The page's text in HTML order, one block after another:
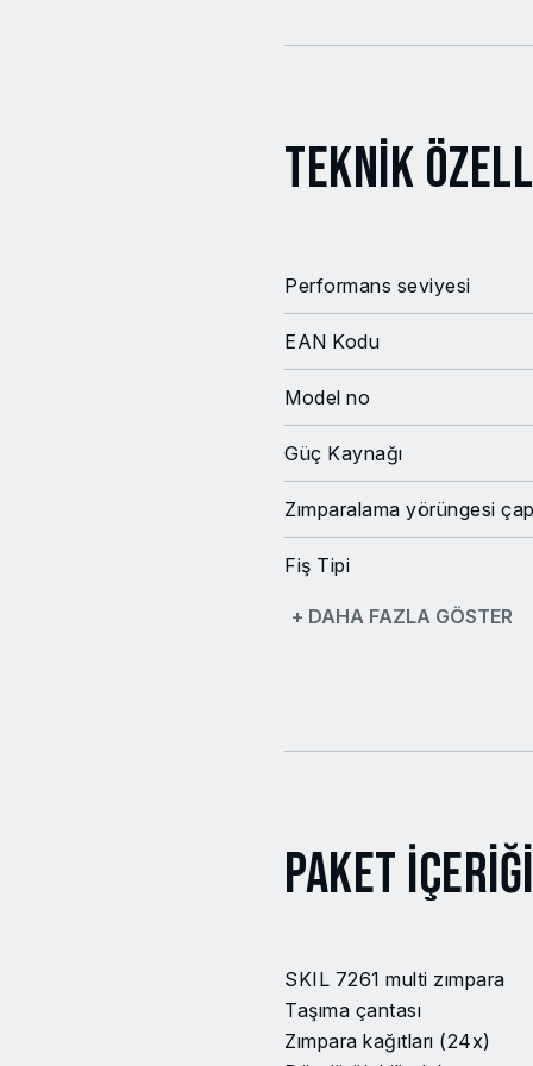
Teknik
Performans seviyesi
EAN Kodu
Model no
Güç Kaynağı
Zımparalama yörüngesi
Fiş Tipi
Toplam zımparalama
Toplam zımparalama
parçası)
Zımparalama hareketleri
Giriş
+ DAHA FAZLA GÖSTER
Paket İçeriği
SKIL 7261 multi zımpara
Taşıma çantası
Zımpara kağıtları (24x)